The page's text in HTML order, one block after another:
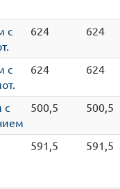
c
624 624
c
624 624
с
500,5 500,5
591,5 591,5